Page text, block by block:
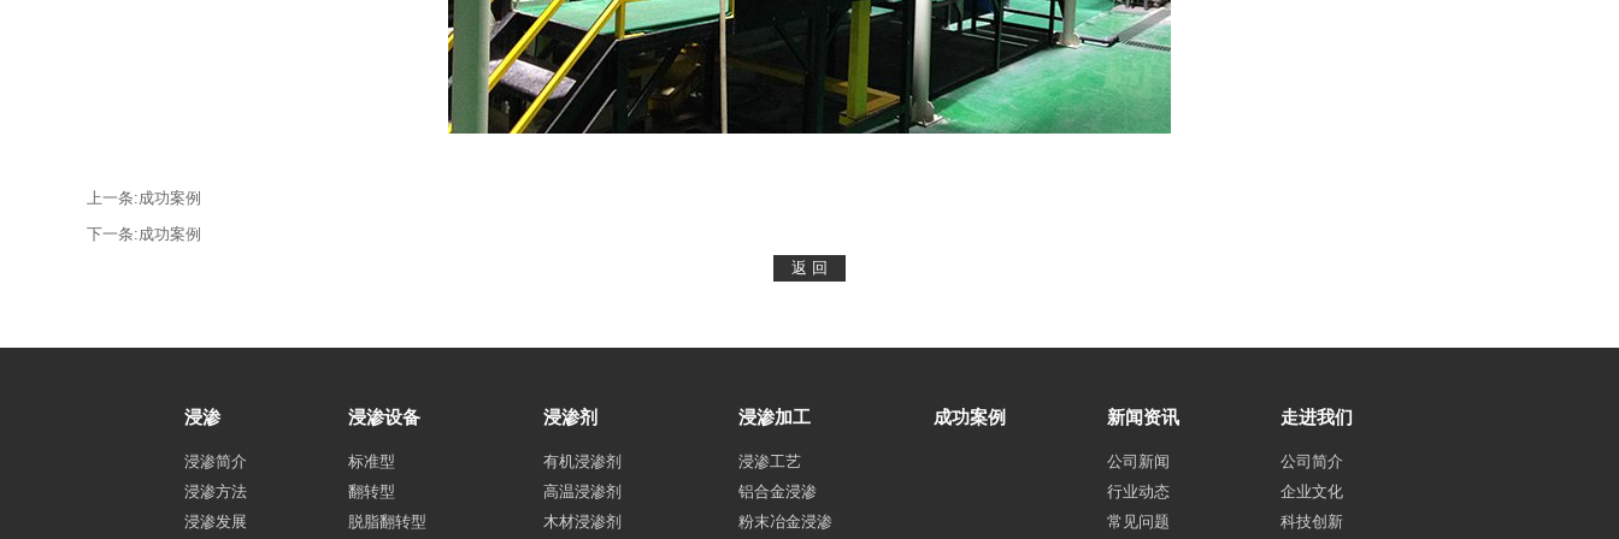
上一条:成功案例
下一条:成功案例
浸渗
浸渗简介
浸渗方法
浸渗发展
浸渗设备
标准型
翻转型
脱脂翻转型
浸渗剂
有机浸渗剂
高温浸渗剂
木材浸渗剂
浸渗加工
浸渗工艺
铝合金浸渗
粉末冶金浸渗
成功案例 新闻资讯
公司新闻
行业动态
常见问题
走进我们
公司简介
企业文化
科技创新